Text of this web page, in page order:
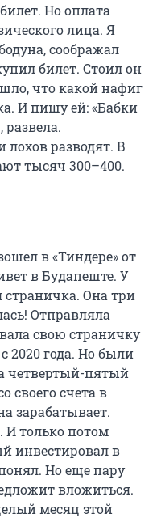
Но оплата
лица. Я
соображал
билет. Стоил он
что какой нафиг
И пишу ей: «Бабки
разводят. В
тысяч 300–400.
в «Тиндере» от
в Будапеште. У
Она три
Отправляла
свою страничку
2020 года. Но были
четвертый-пятый
своего счета в
зарабатывает.
И только потом
инвестировал в
Но еще пару
вложиться.
месяц этой